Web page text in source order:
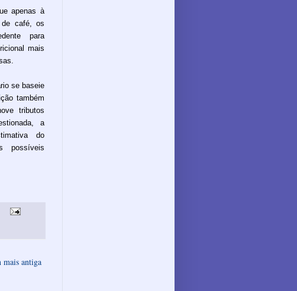
apenas à
café, os
para
mais
se baseie
também
tributos
a
do
possíveis
mais antiga